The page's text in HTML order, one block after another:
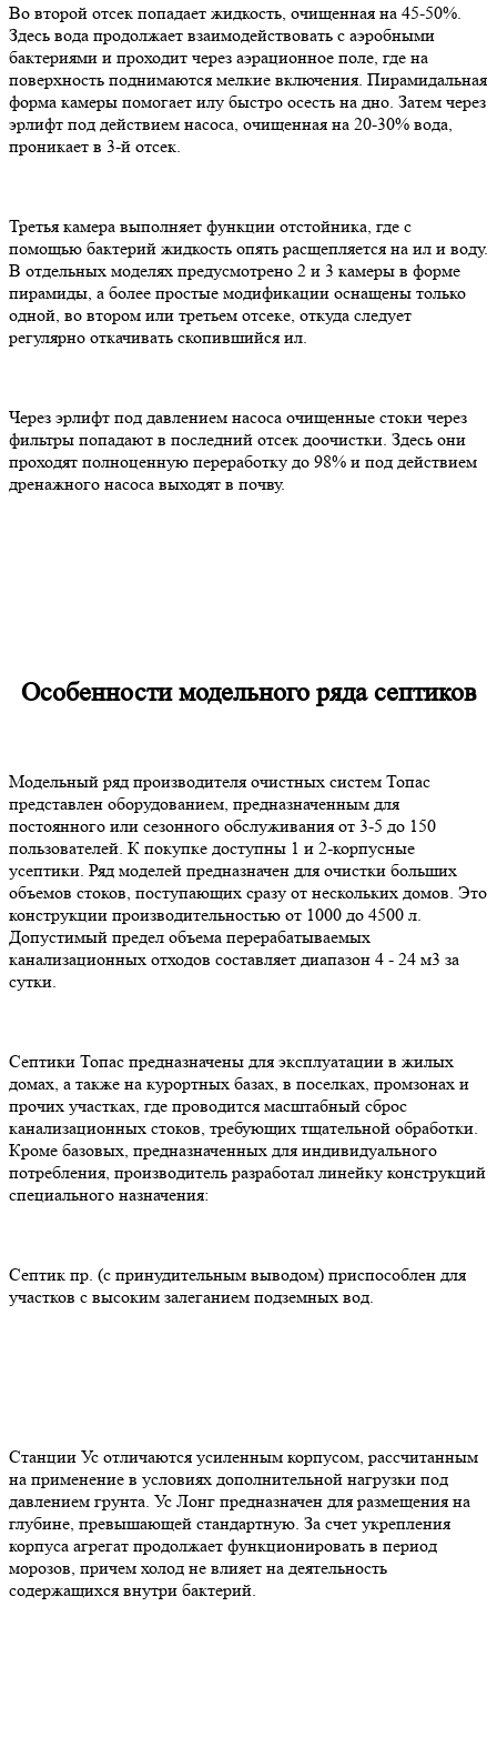
Во второй отсек попадает жидкость, очищенная на 45-50%.
Здесь вода продолжает взаимодействовать с аэробными
бактериями и проходит через аэрационное поле, где на
поверхность поднимаются мелкие включения. Пирамидальная
форма камеры помогает илу быстро осесть на дно. Затем через
эрлифт под действием насоса, очищенная на 20-30% вода,
проникает в 3-й отсек.
Третья камера выполняет функции отстойника, где с
помощью бактерий жидкость опять расщепляется на ил и воду.
В отдельных моделях предусмотрено 2 и 3 камеры в форме
пирамиды, а более простые модификации оснащены только
одной, во втором или третьем отсеке, откуда следует
регулярно откачивать скопившийся ил.
Через эрлифт под давлением насоса очищенные стоки через
фильтры попадают в последний отсек доочистки. Здесь они
проходят полноценную переработку до 98% и под действием
дренажного насоса выходят в почву.
Особенности модельного ряда септиков
Модельный ряд производителя очистных систем Топас
представлен оборудованием, предназначенным для
постоянного или сезонного обслуживания от 3-5 до 150
пользователей. К покупке доступны 1 и 2-корпусные
усептики. Ряд моделей предназначен для очистки больших
объемов стоков, поступающих сразу от нескольких домов. Это
конструкции производительностью от 1000 до 4500 л.
Допустимый предел объема перерабатываемых
канализационных отходов составляет диапазон 4 - 24 м3 за
сутки.
Септики Топас предназначены для эксплуатации в жилых
домах, а также на курортных базах, в поселках, промзонах и
прочих участках, где проводится масштабный сброс
канализационных стоков, требующих тщательной обработки.
Кроме базовых, предназначенных для индивидуального
потребления, производитель разработал линейку конструкций
специального назначения:
Септик пр. (с принудительным выводом) приспособлен для
участков с высоким залеганием подземных вод.
Станции Ус отличаются усиленным корпусом, рассчитанным
на применение в условиях дополнительной нагрузки под
давлением грунта. Ус Лонг предназначен для размещения на
глубине, превышающей стандартную. За счет укрепления
корпуса агрегат продолжает функционировать в период
морозов, причем холод не влияет на деятельность
содержащихся внутри бактерий.